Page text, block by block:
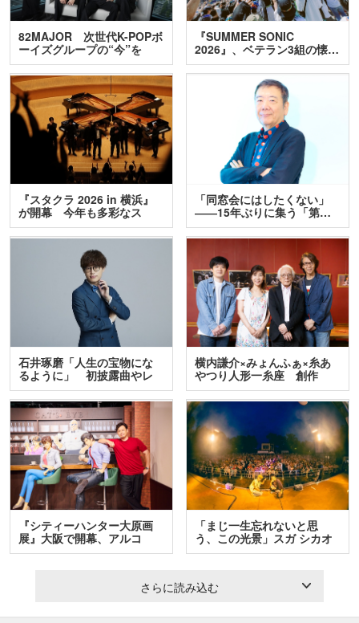
82MAJOR 次世代K-POPボ
ーイズグループの“今”を
訊…
『SUMMER SONIC
2026』、ベテラン3組の懐…
『スタクラ 2026 in 横浜』
が開幕 今年も多彩なス
テ…
「同窓会にはしたくない」
――15年ぶりに集う「第…
石井琢磨「人生の宝物にな
るように」 初披露曲やレ
ア…
横内謙介×みょんふぁ×糸あ
やつり人形一糸座 創作
人…
『シティーハンター大原画
展』大阪で開幕、アルコ
＆…
「まじ一生忘れないと思
う、この光景」スガ シカオ
と…
さらに読み込む